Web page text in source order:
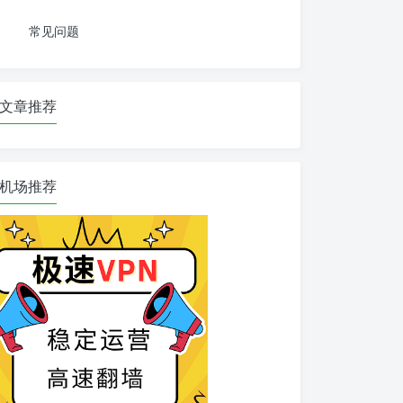
常见问题
文章推荐
机场推荐